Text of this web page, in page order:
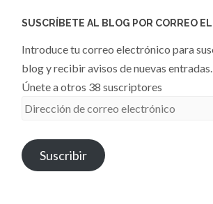
SUSCRÍBETE AL BLOG POR CORREO
Introduce tu correo electrónico para
blog y recibir avisos de nuevas entradas.
Únete a otros 38 suscriptores
Dirección
correo
electrónico
Suscribir